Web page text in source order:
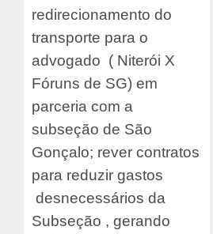
redirecionamento do
transporte para o
advogado ( Niterói X
Fóruns de SG) em
parceria com a
subseção de São
Gonçalo; rever contratos
para reduzir gastos
desnecessários da
Subseção , gerando